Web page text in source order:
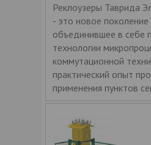
Реклоузеры Таврида
- это новое поколение
объединившее в себе
технологии
коммутационной
практический опыт
применения пунктов